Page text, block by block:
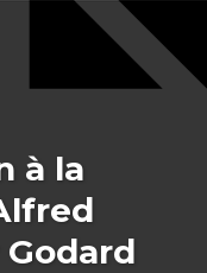
à la